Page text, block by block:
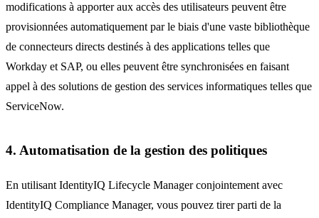
modifications à apporter aux accès des utilisateurs peuvent être
provisionnées automatiquement par le biais d'une vaste bibliothèque
de connecteurs directs destinés à des applications telles que
Workday et SAP, ou elles peuvent être synchronisées en faisant
appel à des solutions de gestion des services informatiques telles que
ServiceNow.
4. Automatisation de la gestion des politiques
En utilisant IdentityIQ Lifecycle Manager conjointement avec
IdentityIQ Compliance Manager, vous pouvez tirer parti de la